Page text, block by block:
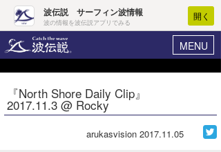
波伝説 サーフィン波情報
波の情報を波伝説アプリでみる
開く
MENU
ヘルプ マイホーム
ログイン
『North Shore Daily Clip』
2017.11.3 @ Rocky
arukasvision 2017.11.05
Core Surf Japan